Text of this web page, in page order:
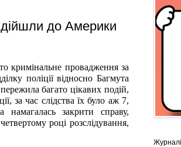
дійшли до Америки
кримінальне провадження за
поліції відносно Багмута
багато цікавих подій,
за час слідства їх було аж 7,
намагалась закрити справу,
році розслідування,